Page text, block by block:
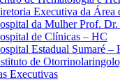
Executiva da Área
da Mulher Prof.
de Clínicas – HC
Estadual Sumaré –
de
Executivas